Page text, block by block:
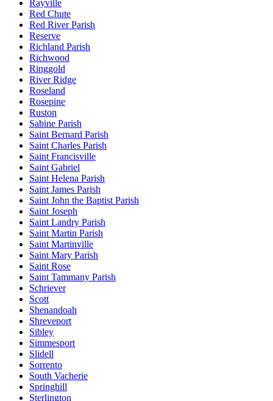
Rayville
Red Chute
Red River Parish
Reserve
Richland Parish
Richwood
Ringgold
River Ridge
Roseland
Rosepine
Ruston
Sabine Parish
Saint Bernard Parish
Saint Charles Parish
Saint Francisville
Saint Gabriel
Saint Helena Parish
Saint James Parish
Saint John the Baptist Parish
Saint Joseph
Saint Landry Parish
Saint Martin Parish
Saint Martinville
Saint Mary Parish
Saint Rose
Saint Tammany Parish
Schriever
Scott
Shenandoah
Shreveport
Sibley
Simmesport
Slidell
Sorrento
South Vacherie
Springhill
Sterlington